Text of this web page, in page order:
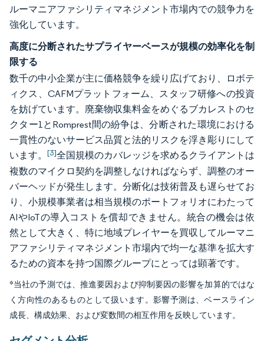
ルーマニアファシリティマネジメント市場内での競争力を
強化しています。
高度に分断されたサプライヤーベースが規模の効率化を制
限する
数千の中小企業が主に価格競争を繰り広げており、ロボテ
ィクス、CAFMプラットフォーム、スタッフ研修への投資
を妨げています。廃棄物収集料金をめぐるブカレストのセ
クター1とRomprest間の紛争は、分断された環境における
一貫性のないサービス品質と法的リスクを浮き彫りにして
います。 [3]全国規模のカバレッジを求めるクライアントは
複数のマイクロ契約を調整しなければならず、調整のオー
バーヘッドが発生します。分断化は技術普及も遅らせてお
り、小規模事業者は相当規模のポートフォリオにわたって
AIやIoTの導入コストを償却できません。統合の機会は依
然として大きく、特に地域プレイヤーを買収してルーマニ
アファシリティマネジメント市場内で均一な基準を拡大す
るための資本を持つ国際グループにとっては顕著です。
*当社の予測では、推進要因および抑制要因の影響を加算的ではな
く方向性のあるものとして扱います。影響予測は、ベースライン
成長、構成効果、および変数間の相互作用を反映しています。